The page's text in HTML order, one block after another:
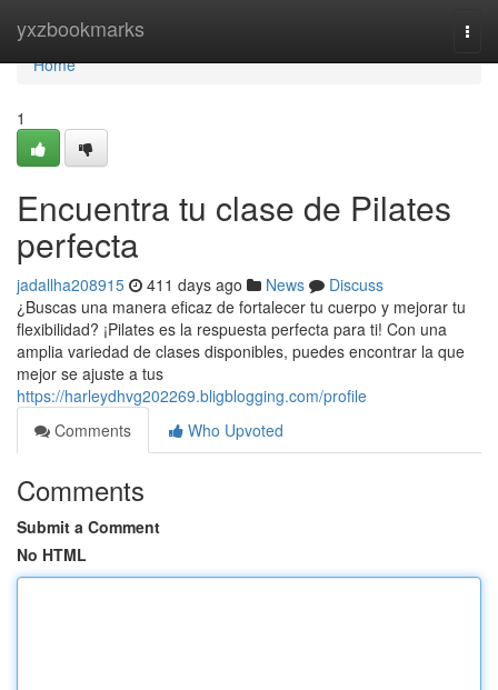
yxzbookmarks
Home
Home
1
Encuentra tu clase de Pilates
perfecta
jadallha208915 411 days ago News
Discuss
¿Buscas una manera eficaz de fortalecer tu cuerpo y mejorar tu
flexibilidad? ¡Pilates es la respuesta perfecta para ti! Con una
amplia variedad de clases disponibles, puedes encontrar la que
mejor se ajuste a tus
https://harleydhvg202269.bligblogging.com/profile
Comments
Who Upvoted
Comments
Submit a Comment
No HTML